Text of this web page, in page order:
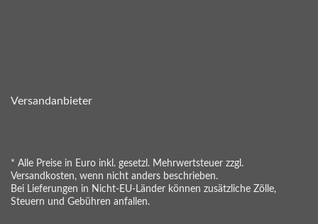
Versandanbieter
* Alle Preise in Euro inkl. gesetzl. Mehrwertsteuer zzgl.
Versandkosten, wenn nicht anders beschrieben.
Bei Lieferungen in Nicht-EU-Länder können zusätzliche Zölle,
Steuern und Gebühren anfallen.